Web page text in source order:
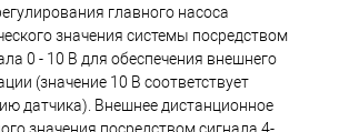
главного насоса
значения системы посредством
0 - 10 В для обеспечения внешнего
(значение 10 В соответствует
датчика). Внешнее дистанционное